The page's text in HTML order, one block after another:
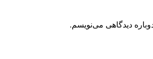
دیدگاهی می‌نویسم.